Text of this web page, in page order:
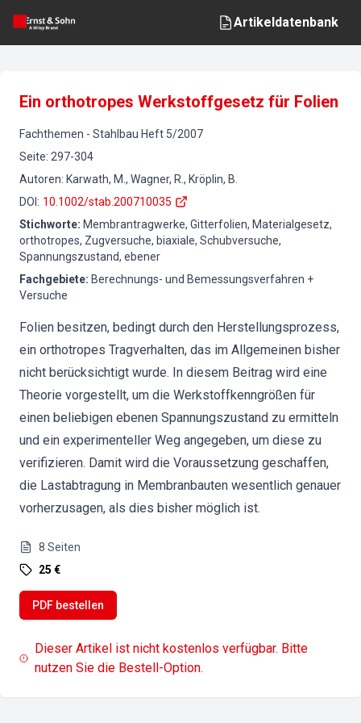
Artikeldatenbank
Ein orthotropes Werkstoffgesetz für Folien
Fachthemen - Stahlbau Heft 5/2007
Seite: 297-304
Autoren: Karwath, M., Wagner, R., Kröplin, B.
DOI : 10.1002/stab.200710035
Stichworte: Membrantragwerke, Gitterfolien, Materialgesetz,
orthotropes, Zugversuche, biaxiale, Schubversuche,
Spannungszustand, ebener
Fachgebiete: Berechnungs- und Bemessungsverfahren +
Versuche
Folien besitzen, bedingt durch den Herstellungsprozess,
ein orthotropes Tragverhalten, das im Allgemeinen bisher
nicht berücksichtigt wurde. In diesem Beitrag wird eine
Theorie vorgestellt, um die Werkstoffkenngrößen für
einen beliebigen ebenen Spannungszustand zu ermitteln
und ein experimenteller Weg angegeben, um diese zu
verifizieren. Damit wird die Voraussetzung geschaffen,
die Lastabtragung in Membranbauten wesentlich genauer
vorherzusagen, als dies bisher möglich ist.
8 Seiten
25 €
PDF bestellen
Dieser Artikel ist nicht kostenlos verfügbar. Bitte
nutzen Sie die Bestell-Option.